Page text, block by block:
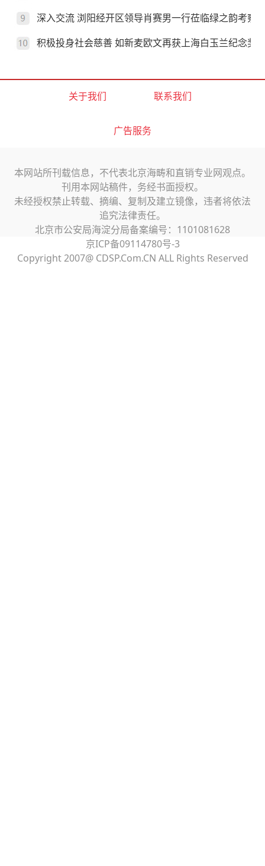
深入交流 浏阳经开区领导肖赛男一行莅临绿之韵考察
积极投身社会慈善 如新麦欧文再获上海白玉兰纪念奖
关于我们 联系我们
广告服务
本网站所刊载信息，不代表北京海畴和直销专业网观点。
刊用本网站稿件，务经书面授权。
未经授权禁止转载、摘编、复制及建立镜像，违者将依法
追究法律责任。
北京市公安局海淀分局备案编号：1101081628
京ICP备09114780号-3
Copyright 2007@ CDSP.Com.CN ALL Rights Reserved